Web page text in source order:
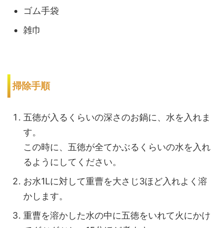
ゴム手袋
雑巾
掃除手順
五徳が入るくらいの深さのお鍋に、水を入れま
す。
この時に、五徳が全てかぶるくらいの水を入れ
るようにしてください。
お水1Lに対して重曹を大さじ3ほど入れよく溶
かします。
重曹を溶かした水の中に五徳をいれて火にかけ